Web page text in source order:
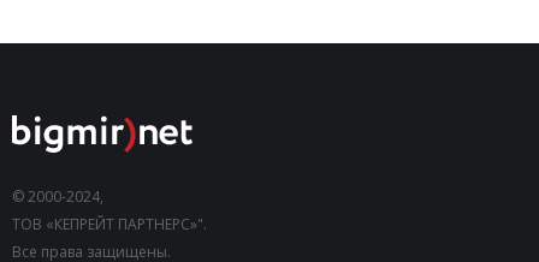
© 2000-2024,
ТОВ «КЕПРЕЙТ ПАРТНЕРС»".
Все права защищены.